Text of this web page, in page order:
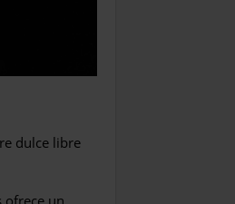
dulce libre
ofrece un